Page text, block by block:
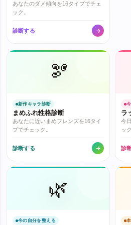
あなたのダメ傾向を16タイプでチェ
ック。
診断する
🫘
新作キャラ診断
まめふれ性格診断
あなたに近いまめフレンズを16タイ
プでチェック。
診断する
ラ
今
ッ
診
🌿
今の自分を整える